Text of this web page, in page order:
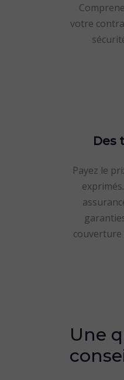
votre
Des
Payez le
couverture
Une